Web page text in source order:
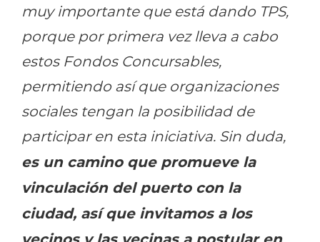
muy importante que está dando TPS,
porque por primera vez lleva a cabo
estos Fondos Concursables,
permitiendo así que organizaciones
sociales tengan la posibilidad de
participar en esta iniciativa. Sin duda,
es un camino que promueve la
vinculación del puerto con la
ciudad, así que invitamos a los
vecinos y las vecinas a postular en